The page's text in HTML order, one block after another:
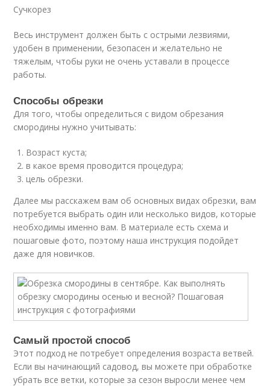
Сучкорез
Весь инструмент должен быть с острыми лезвиями,
удобен в применении, безопасен и желательно не
тяжелым, чтобы руки не очень уставали в процессе
работы.
Способы обрезки
Для того, чтобы определиться с видом обрезания
смородины нужно учитывать:
Возраст куста;
в какое время проводится процедура;
цель обрезки.
Далее мы расскажем вам об основных видах обрезки, вам
потребуется выбрать один или несколько видов, которые
необходимы именно вам. В материале есть схема и
пошаговые фото, поэтому наша инструкция подойдет
даже для новичков.
Самый простой способ
Этот подход не потребует определения возраста ветвей.
Если вы начинающий садовод, вы можете при обработке
убрать все ветки, которые за сезон выросли менее чем